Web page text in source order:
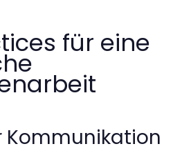
für eine
Kommunikation